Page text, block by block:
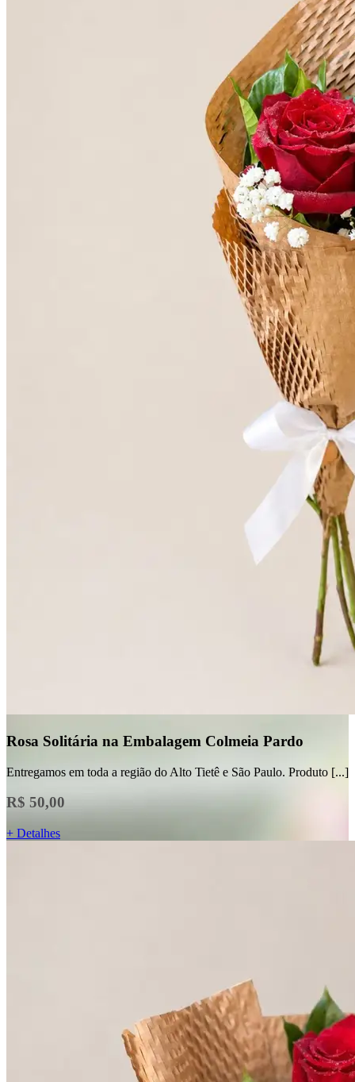
Rosa Solitária na Embalagem Colmeia Pardo
Entregamos em toda a região do Alto Tietê e São Paulo. Produto [...]
R$ 50,00
+ Detalhes